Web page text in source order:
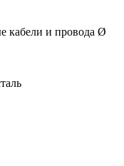
кабели и провода Ø